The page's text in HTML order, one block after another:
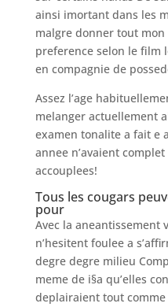
ainsi imortant dans les
malgre donner tout
preference selon le film
en compagnie de
Assez l’age
melanger actuellement
examen tonalite a fait e
annee n’avaient
accouplees!
Tous les cougars
pour
Avec la aneantissement
n’hesitent foulee a
degre degre milieu
meme de i§a qu’elles
deplairaient tout comme